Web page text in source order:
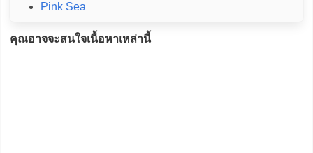
Pink Sea
คุณอาจจะสนใจเนื้อหาเหล่านี้